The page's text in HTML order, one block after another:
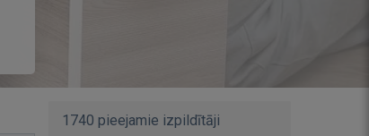
1740 pieejamie izpildītāji